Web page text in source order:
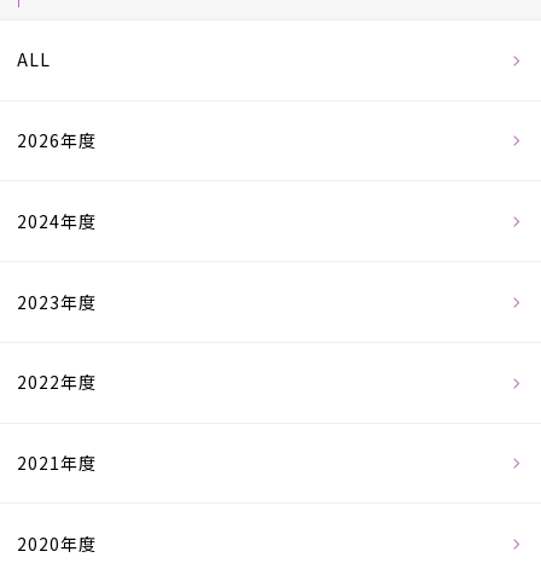
ALL
2026年度
2024年度
2023年度
2022年度
2021年度
2020年度